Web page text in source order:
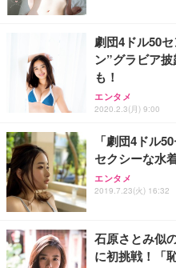
劇団4ドル50
ン”グラビア
も！
エンタメ
2020.2.3(月) 9:00
「劇団4ドル
セクシーな水
エンタメ
2019.7.23(火) 16:32
石原さとみ似
に初挑戦！「